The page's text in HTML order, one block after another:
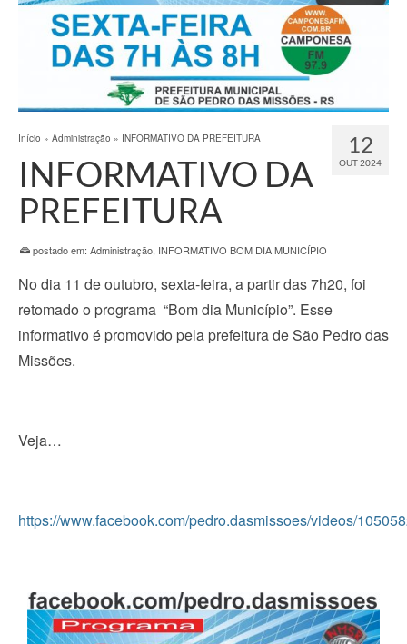
12
OUT 2024
Início » Administração » INFORMATIVO DA PREFEITURA
INFORMATIVO DA
PREFEITURA
postado em: Administração, INFORMATIVO BOM DIA MUNICÍPIO |
No dia 11 de outubro, sexta-feira, a partir das 7h20, foi
retomado o programa “Bom dia Município”. Esse
informativo é promovido pela prefeitura de São Pedro das
Missões.
Veja…
https://www.facebook.com/pedro.dasmissoes/videos/